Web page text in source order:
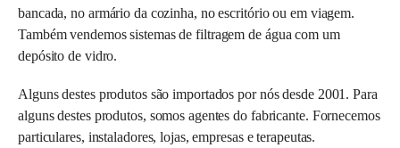
bancada, no armário da cozinha, no escritório ou em viagem.
Também vendemos sistemas de filtragem de água com um
depósito de vidro.
Alguns destes produtos são importados por nós desde 2001. Para
alguns destes produtos, somos agentes do fabricante. Fornecemos
particulares, instaladores, lojas, empresas e terapeutas.